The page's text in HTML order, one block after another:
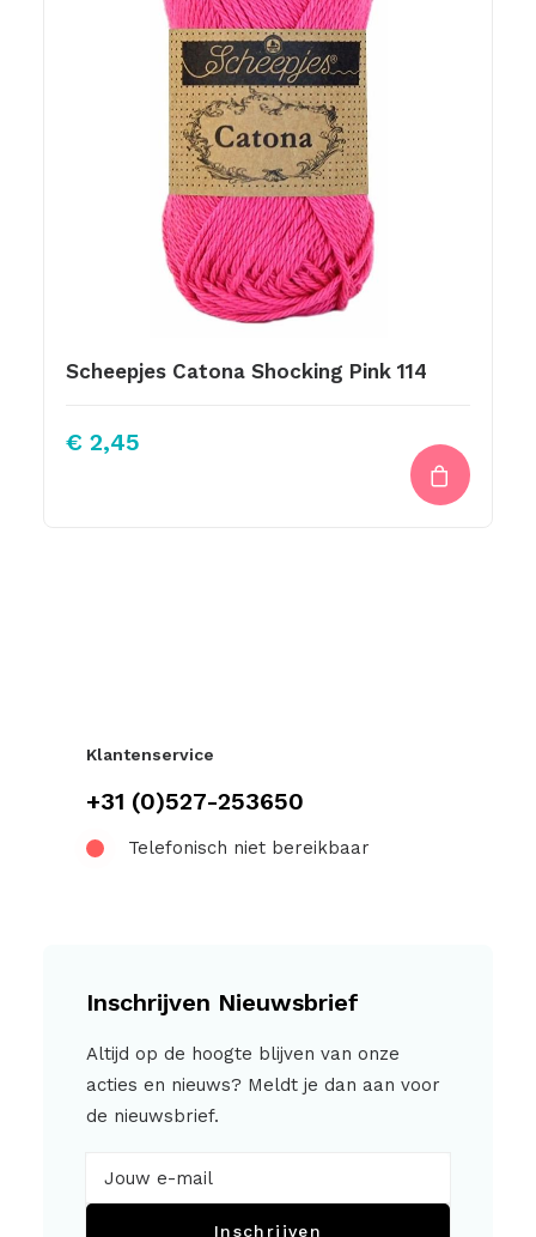
Scheepjes Catona Shocking Pink 114
€ 2,45
Klantenservice
+31 (0)527-253650
Telefonisch niet bereikbaar
Inschrijven Nieuwsbrief
Altijd op de hoogte blijven van onze
acties en nieuws? Meldt je dan aan voor
de nieuwsbrief.
Inschrijven